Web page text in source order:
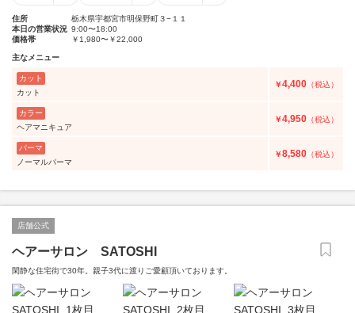
住所
栃木県宇都宮市明保野町３−１１
本日の営業状況 9:00〜18:00
価格帯
￥1,980〜￥22,000
主なメニュー
カット
カット
￥4,400 （税込）
カラー
ヘアマニキュア
￥4,950 （税込）
パーマ
ノーマルパーマ
￥8,580 （税込）
店舗公式
ヘアーサロン SATOSHI
閑静な住宅街で30年。親子3代に渡りご愛顧頂いております。